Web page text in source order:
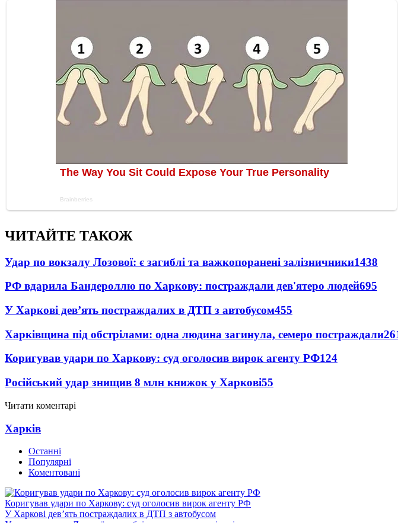
ЧИТАЙТЕ ТАКОЖ
Удар по вокзалу Лозової: є загиблі та важкопоранені залізничники1438
РФ вдарила Бандероллю по Харкову: постраждали дев'ятеро людей695
У Харкові дев’ять постраждалих в ДТП з автобусом455
Харківщина під обстрілами: одна людина загинула, семеро постраждали
Коригував удари по Харкову: суд оголосив вирок агенту РФ124
Російський удар знищив 8 млн книжок у Харкові55
Читати коментарі
Харків
Останні
Популярні
Коментовані
Коригував удари по Харкову: суд оголосив вирок агенту РФ
У Харкові дев’ять постраждалих в ДТП з автобусом